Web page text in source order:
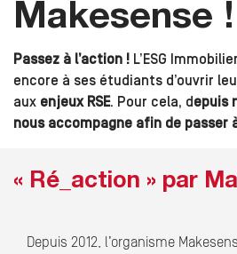
Makesense !
Passez à l’action ! L’ESG
encore à ses étudiants d’ouvrir
aux enjeux RSE. Pour cela, depuis
nous accompagne afin de passer
« Ré_action » par
Depuis 2012, l’organisme